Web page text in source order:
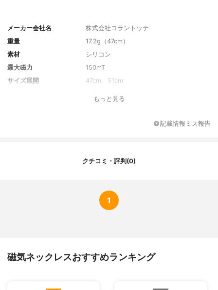
メーカー会社名
株式会社コラントッテ
重量
17.2g（47cm）
素材
シリコン
最大磁力
150mT
サイズ展開
47cm、51cm
ブラック×ブラック、ブラック×ゴールド、
ブラック×シルバー
もっと見る
記載情報ミス報告
クチコミ・評判(0)
1
磁気ネックレスおすすめランキング